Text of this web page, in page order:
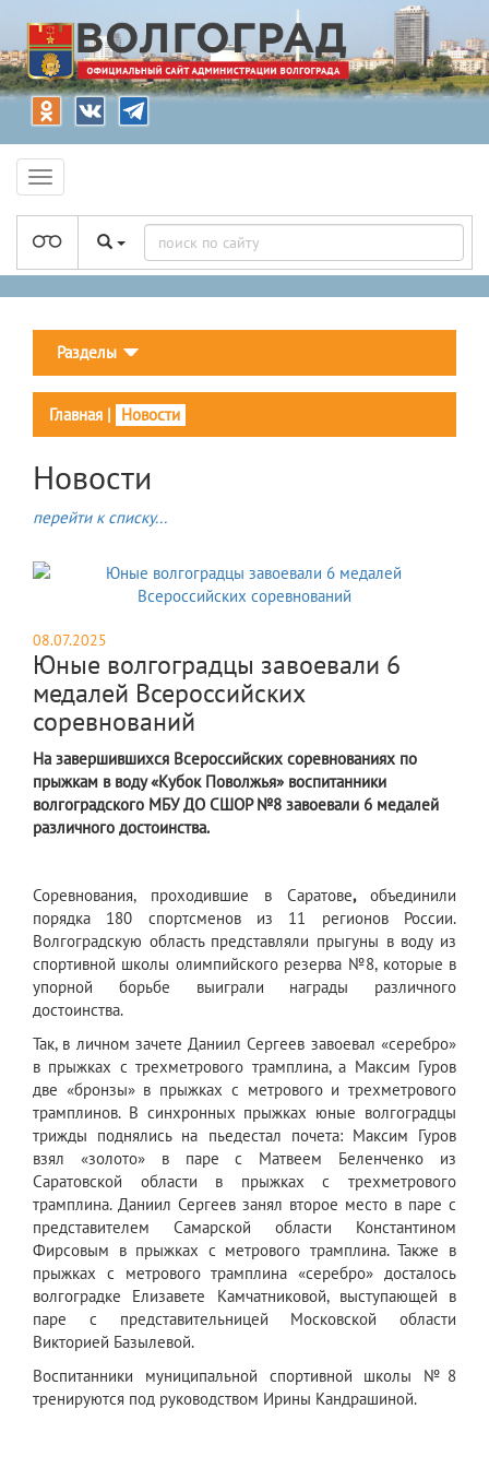
Разделы
Главная | Новости
Новости
перейти к списку...
08.07.2025
Юные волгоградцы завоевали 6
медалей Всероссийских
соревнований
На завершившихся Всероссийских соревнованиях по
прыжкам в воду «Кубок Поволжья» воспитанники
волгоградского МБУ ДО СШОР №8 завоевали 6 медалей
различного достоинства.
Соревнования, проходившие в Саратове, объединили
порядка 180 спортсменов из 11 регионов России.
Волгоградскую область представляли прыгуны в воду из
спортивной школы олимпийского резерва №8, которые в
упорной борьбе выиграли награды различного
достоинства.
Так, в личном зачете Даниил Сергеев завоевал «серебро»
в прыжках с трехметрового трамплина, а Максим Гуров
две «бронзы» в прыжках с метрового и трехметрового
трамплинов. В синхронных прыжках юные волгоградцы
трижды поднялись на пьедестал почета: Максим Гуров
взял «золото» в паре с Матвеем Беленченко из
Саратовской области в прыжках с трехметрового
трамплина. Даниил Сергеев занял второе место в паре с
представителем Самарской области Константином
Фирсовым в прыжках с метрового трамплина. Также в
прыжках с метрового трамплина «серебро» досталось
волгоградке Елизавете Камчатниковой, выступающей в
паре с представительницей Московской области
Викторией Базылевой.
Воспитанники муниципальной спортивной школы №8
тренируются под руководством Ирины Кандрашиной.